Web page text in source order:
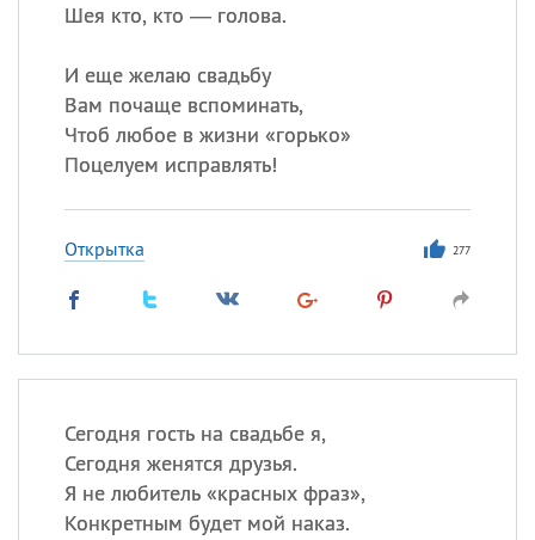
Шея кто, кто — голова.
И еще желаю свадьбу
Вам почаще вспоминать,
Чтоб любое в жизни «горько»
Поцелуем исправлять!
Открытка 277
Сегодня гость на свадьбе я,
Сегодня женятся друзья.
Я не любитель «красных фраз»,
Конкретным будет мой наказ.
Герман
Посмотреть значение